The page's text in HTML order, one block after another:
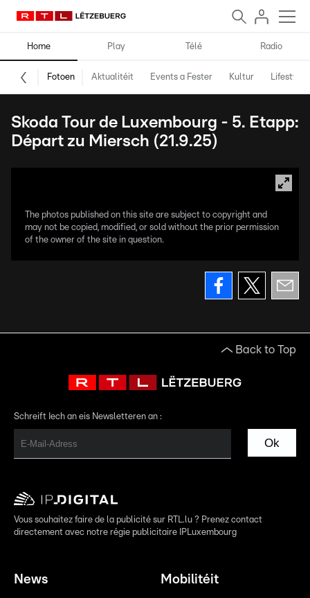
Home Play Télé Radio
Fotoen Aktualitéit Events a Fester Kultur Lifestyle
Skoda Tour de Luxembourg - 5. Etapp:
Départ zu Miersch (21.9.25)
The photos published on this site are subject to copyright and
may not be copied, modified, or sold without the prior permission
of the owner of the site in question.
Back to Top
Schreift Iech an eis Newsletteren an :
Ok
Vous souhaitez faire de la publicité sur RTL.lu ? Prenez contact
directement avec notre régie publicitaire IPLuxembourg
News Mobilitéit